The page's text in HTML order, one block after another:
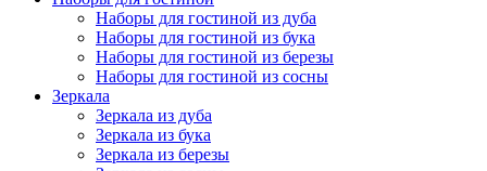
Наборы для гостиной из дуба
Наборы для гостиной из бука
Наборы для гостиной из березы
Наборы для гостиной из сосны
Зеркала
Зеркала из дуба
Зеркала из бука
Зеркала из березы